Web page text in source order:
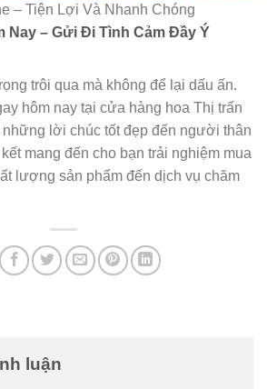
– Tiện Lợi Và Nhanh Chóng
Nay – Gửi Đi Tình Cảm Đầy Ý
trôi qua mà không để lại dấu ấn.
hôm nay tại cửa hàng hoa Thị trấn
lời chúc tốt đẹp đến người thân
mang đến cho bạn trải nghiệm mua
lượng sản phẩm đến dịch vụ chăm
luận